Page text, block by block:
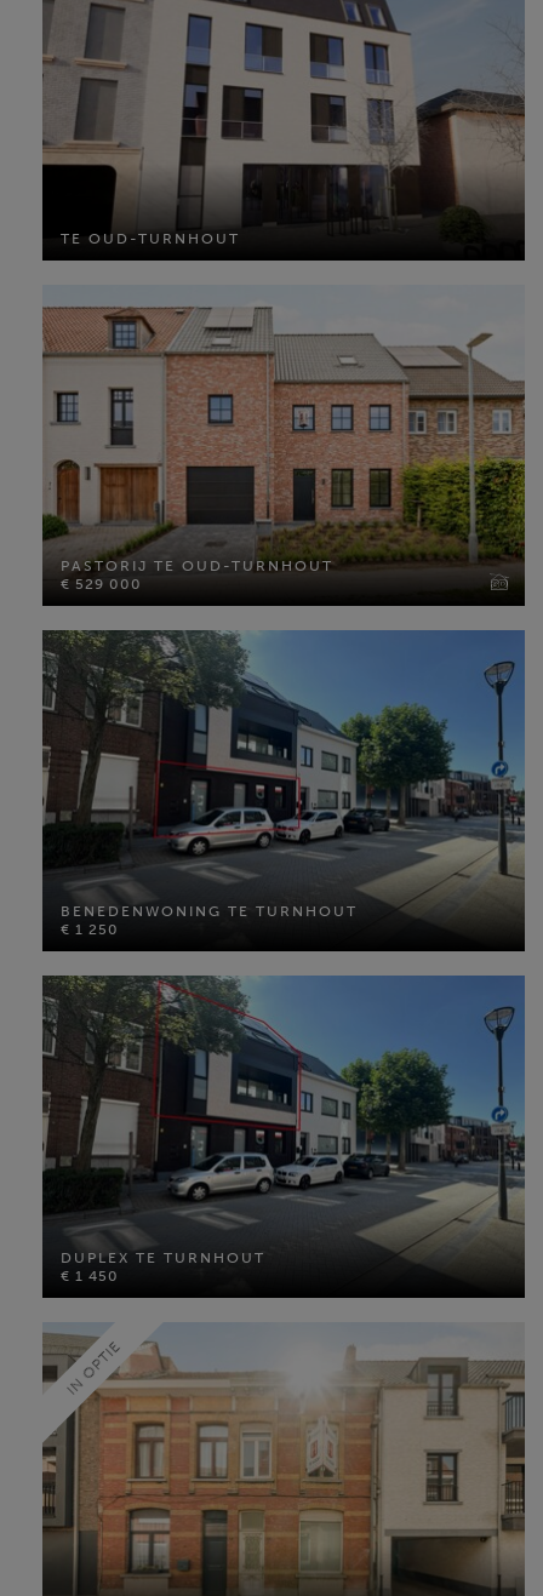
TE OUD-TURNHOUT
TE OUD-TURNHOUT
PASTORIJ TE OUD-TURNHOUT
€ 529 000
PASTORIJ TE OUD-TURNHOUT
€ 529 000
MEER INFO
BENEDENWONING TE TURNHOUT
€ 1 250
BENEDENWONING TE TURNHOUT
MEER INFO
DUPLEX TE TURNHOUT
€ 1 450
DUPLEX TE TURNHOUT
Slaapkamers: 3
IN OPTIE
STADSWONING TE TURNHOUT
€ 195 000